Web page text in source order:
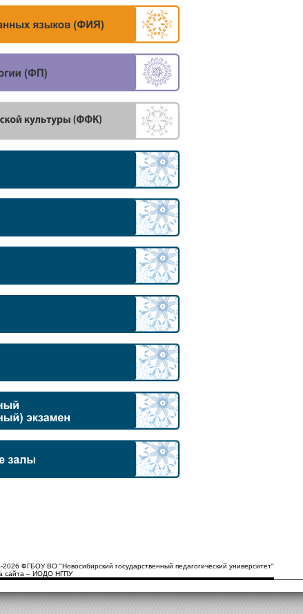
ФГБОУ ВО "Новосибирский государственный педагогический университет"
сайта – ИОДО НГПУ